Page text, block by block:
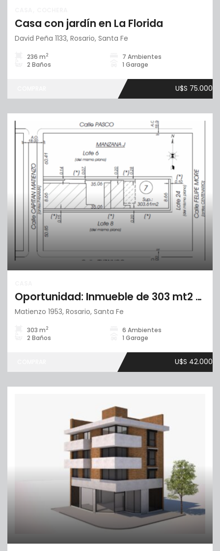
Casa con jardín en La Florida
David Peña 1133, Rosario, Santa Fe
236 m2
7 Ambientes
2 Baños
1 Garage
U$S 75.000
Oportunidad: Inmueble de 303 mt2 totales
Matienzo 1953, Rosario, Santa Fe
303 m2
6 Ambientes
2 Baños
1 Garage
U$S 42.000